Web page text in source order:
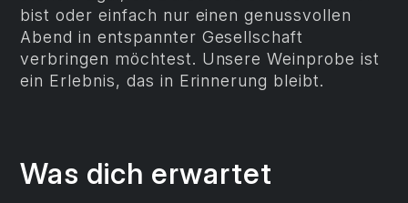
bist oder einfach nur einen genussvollen
Abend in entspannter Gesellschaft
verbringen möchtest. Unsere Weinprobe ist
ein Erlebnis, das in Erinnerung bleibt.
Was dich erwartet